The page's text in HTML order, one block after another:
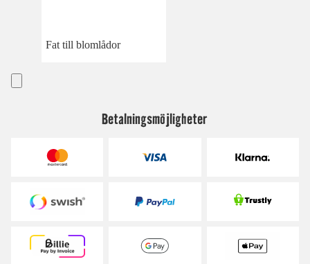
Fat till blomlådor
Betalningsmöjligheter